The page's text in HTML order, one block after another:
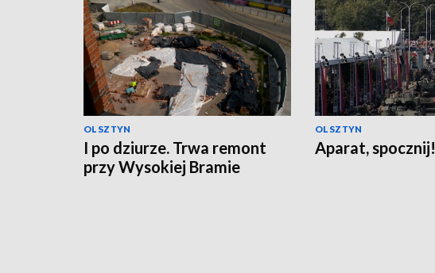
OLSZTYN
I po dziurze. Trwa remont
przy Wysokiej Bramie
OLSZTYN
Aparat, spocznij!